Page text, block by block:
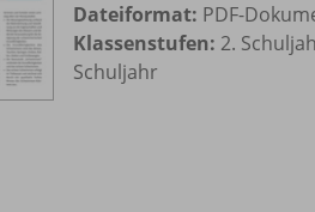
Dateiformat: PDF-
Klassenstufen: 2.
Schuljahr